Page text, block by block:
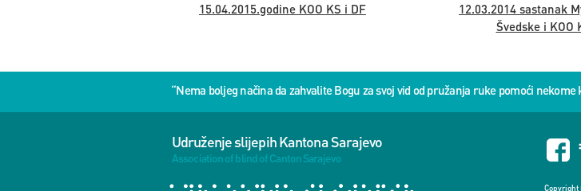
15.04.2015.godine KOO KS i DF
12.03.2014 sastanak
Švedske i KOO
“Nema boljeg načina da zahvalite Bogu za svoj vid od pružanja ruke pomoći
Udruženje slijepih Kantona Sarajevo
Association of blind of Canton Sarajevo
Copyright